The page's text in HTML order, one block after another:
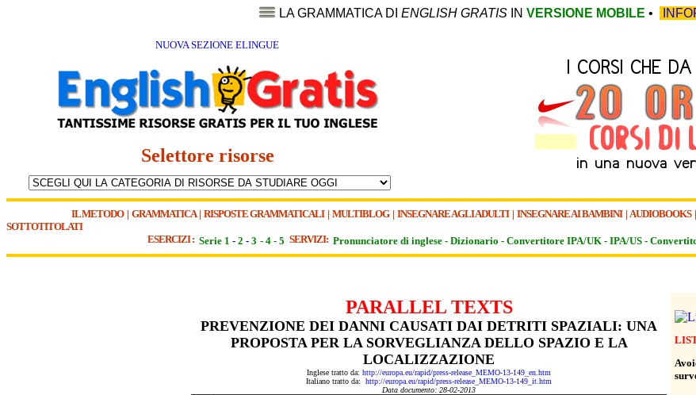
LA GRAMMATICA DI ENGLISH GRATIS IN VERSIONE MOBILE •
NUOVA SEZIONE ELINGUE
Selettore risorse
IL METODO| GRAMMATICA| RISPOSTE GRAMMATICALI| MULTIBLOG| INSEGNARE AGLI ADULTI | INSEGNARE AI BAMBINI| AUDIOBOOKS|
SOTTOTITOLATI
ESERCIZI : Serie 1 - 2 - 3 - 4 - 5 SERVIZI: Pronunciatore di inglese - Dizionario - Convertitore IPA/UK - IPA/US -
PARALLEL TEXTS
PREVENZIONE DEI DANNI CAUSATI DAI DETRITI SPAZIALI: UNA
PROPOSTA PER LA SORVEGLIANZA DELLO SPAZIO E LA
LOCALIZZAZIONE
Inglese tratto da: http://europa.eu/rapid/press-release_MEMO-13-149_en.htm
Italiano tratto da: http://europa.eu/rapid/press-release_MEMO-13-149_it.htm
Data documento: 28-02-2013